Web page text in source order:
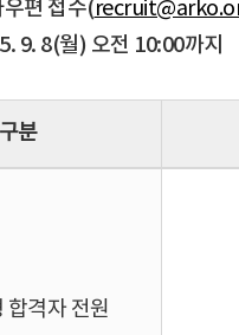
편 접수(
9. 8(월) 오전 10:00까지
구분
합격자 전원